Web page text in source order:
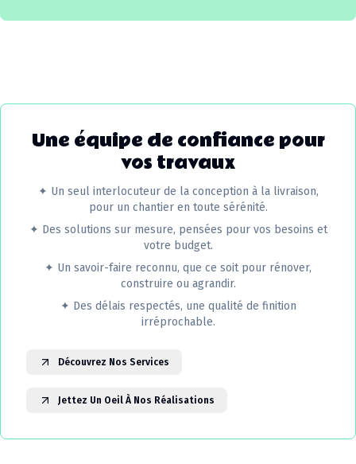
Une équipe de confiance pour
vos travaux
✦ Un seul interlocuteur de la conception à la livraison,
pour un chantier en toute sérénité.
✦ Des solutions sur mesure, pensées pour vos besoins et
votre budget.
✦ Un savoir-faire reconnu, que ce soit pour rénover,
construire ou agrandir.
✦ Des délais respectés, une qualité de finition
irréprochable.
Découvrez Nos Services
Jettez Un Oeil À Nos Réalisations